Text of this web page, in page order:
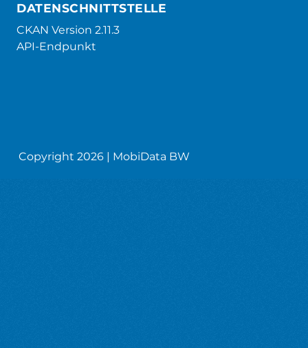
DATENSCHNITTSTELLE
CKAN Version 2.11.3
API-Endpunkt
Copyright 2026 | MobiData BW